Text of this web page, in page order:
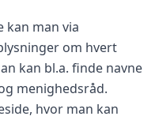
kan man via
om hvert
kan bl.a. finde navne
menighedsråd.
hvor man kan